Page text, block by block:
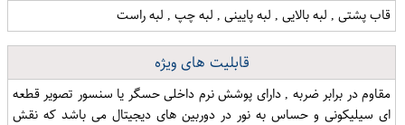
قاب پشتی , لبه بالایی , لبه پایینی , لبه چپ , لبه راست
قابلیت های ویژه
مقاوم در برابر ضربه , دارای پوشش نرم داخلی حسگر یا سنسور تصویر قطعه
ای سیلیکونی و حساس به نور در دوربین های دیجیتال می باشد که نقش